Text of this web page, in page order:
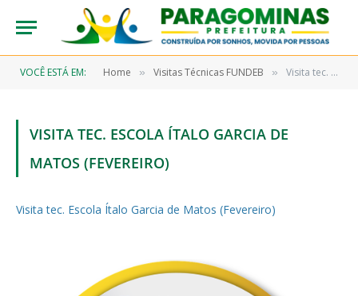
VOCÊ ESTÁ EM: Home » Visitas Técnicas FUNDEB » Visita tec. Escola Ítalo Garcia de Matos (Fevereiro)
VISITA TEC. ESCOLA ÍTALO GARCIA DE
MATOS (FEVEREIRO)
Visita tec. Escola Ítalo Garcia de Matos (Fevereiro)